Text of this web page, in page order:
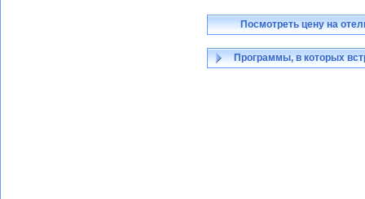
Посмотреть цену на
Программы, в которых